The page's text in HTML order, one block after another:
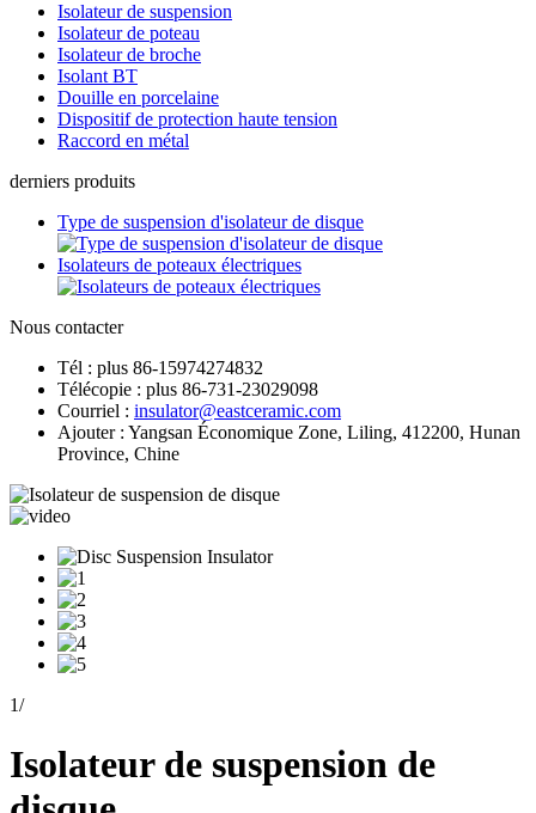
Isolateur de suspension
Isolateur de poteau
Isolateur de broche
Isolant BT
Douille en porcelaine
Dispositif de protection haute tension
Raccord en métal
derniers produits
Type de suspension d'isolateur de disque
Isolateurs de poteaux électriques
Nous contacter
Tél : plus 86-15974274832
Télécopie : plus 86-731-23029098
Courriel : insulator@eastceramic.com
Ajouter : Yangsan Économique Zone, Liling, 412200, Hunan
Province, Chine
1/
Isolateur de suspension de